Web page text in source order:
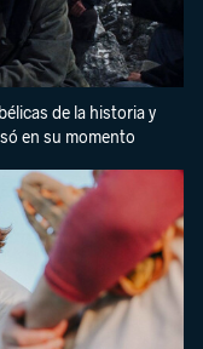
de la historia y
en su momento